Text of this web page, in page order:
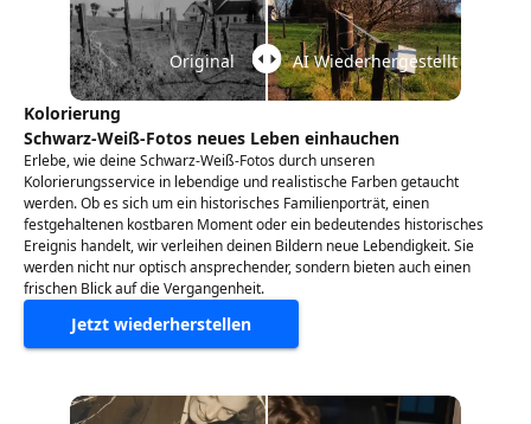
Original AI Wiederhergestellt
Kolorierung
Schwarz-Weiß-Fotos neues Leben einhauchen
Erlebe, wie deine Schwarz-Weiß-Fotos durch unseren
Kolorierungsservice in lebendige und realistische Farben getaucht
werden. Ob es sich um ein historisches Familienporträt, einen
festgehaltenen kostbaren Moment oder ein bedeutendes historisches
Ereignis handelt, wir verleihen deinen Bildern neue Lebendigkeit. Sie
werden nicht nur optisch ansprechender, sondern bieten auch einen
frischen Blick auf die Vergangenheit.
Jetzt wiederherstellen